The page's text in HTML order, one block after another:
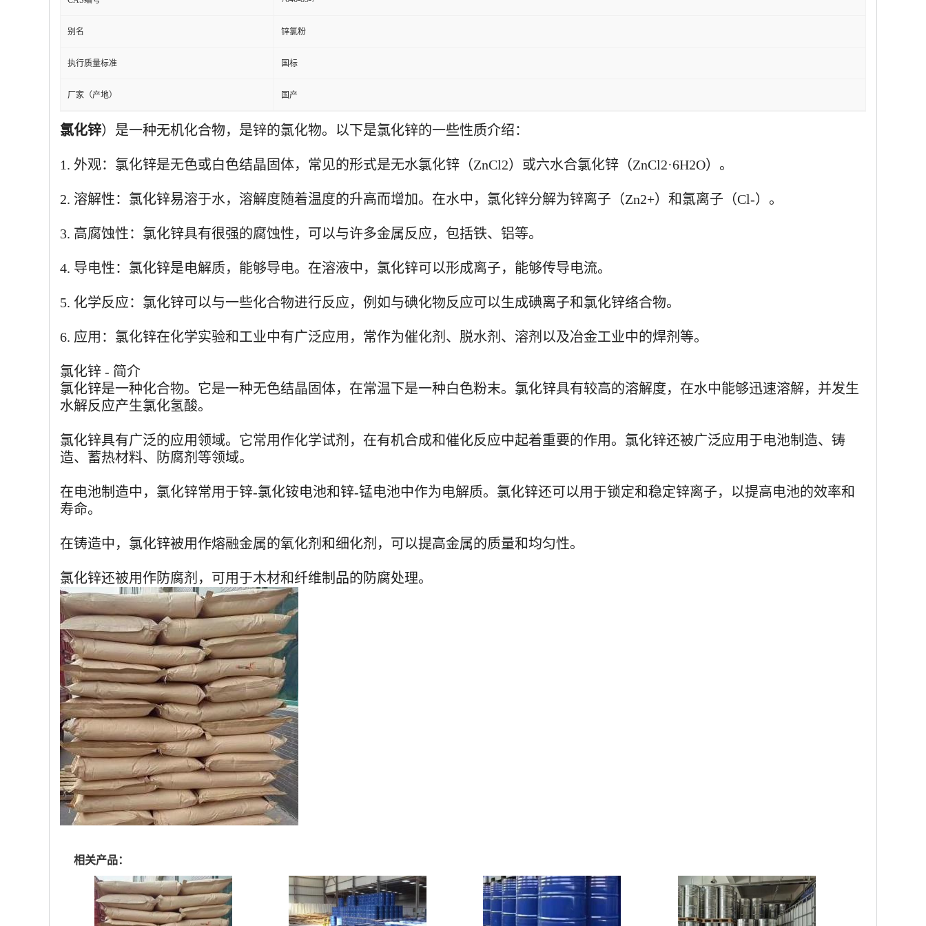
别名 锌氯粉
执行质量标准 国标
厂家（产地） 国产
氯化锌）是一种无机化合物，是锌的氯化物。以下是氯化锌的一些性质介绍：
1. 外观：氯化锌是无色或白色结晶固体，常见的形式是无水氯化锌（ZnCl2）或六水合氯化锌（ZnCl2·6H2O）。
2. 溶解性：氯化锌易溶于水，溶解度随着温度的升高而增加。在水中，氯化锌分解为锌离子（Zn2+）和氯离子（Cl-）。
3. 高腐蚀性：氯化锌具有很强的腐蚀性，可以与许多金属反应，包括铁、铝等。
4. 导电性：氯化锌是电解质，能够导电。在溶液中，氯化锌可以形成离子，能够传导电流。
5. 化学反应：氯化锌可以与一些化合物进行反应，例如与碘化物反应可以生成碘离子和氯化锌络合物。
6. 应用：氯化锌在化学实验和工业中有广泛应用，常作为催化剂、脱水剂、溶剂以及冶金工业中的焊剂等。
氯化锌 - 简介
氯化锌是一种化合物。它是一种无色结晶固体，在常温下是一种白色粉末。氯化锌具有较高的溶解度，在水中能够迅速溶解，并发生
水解反应产生氯化氢酸。
氯化锌具有广泛的应用领域。它常用作化学试剂，在有机合成和催化反应中起着重要的作用。氯化锌还被广泛应用于电池制造、铸
造、蓄热材料、防腐剂等领域。
在电池制造中，氯化锌常用于锌-氯化铵电池和锌-锰电池中作为电解质。氯化锌还可以用于锁定和稳定锌离子，以提高电池的效率和
寿命。
在铸造中，氯化锌被用作熔融金属的氧化剂和细化剂，可以提高金属的质量和均匀性。
氯化锌还被用作防腐剂，可用于木材和纤维制品的防腐处理。
相关产品：